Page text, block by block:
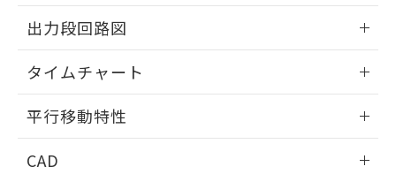
出力段回路図
タイムチャート
平行移動特性
CAD
品・サービスに関するお客様との取
引・商談に必要な範囲で利用すること
をご了承ください。
※当社の共同利用者とは、
の共同利用に関して"
の「1.共同利
用者の範囲」に記載されている法人を
指します。
下記の非含有証明書をダウンロードするこ
とができます。
EU RoHS指令（10物質）の非含有証明書
51物質の非含有証明書（当社基準）
るもので、過去に遡って非含有を証明する
ものではありません。
合意する